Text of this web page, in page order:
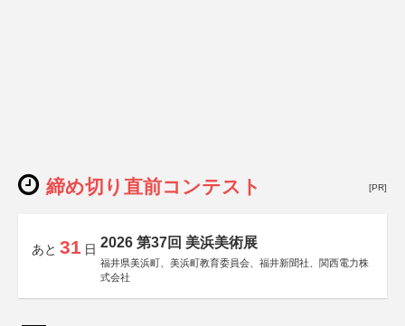
締め切り直前コンテスト [PR]
あと 31 日 2026 第37回 美浜美術展
福井県美浜町、美浜町教育委員会、福井新聞社、関西電力株
式会社